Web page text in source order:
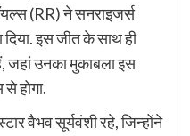
(RR) ने सनराइजर्स
दिया. इस जीत के साथ ही
जहां उनका मुकाबला इस
होगा.
वैभव सूर्यवंशी रहे, जिन्होंने